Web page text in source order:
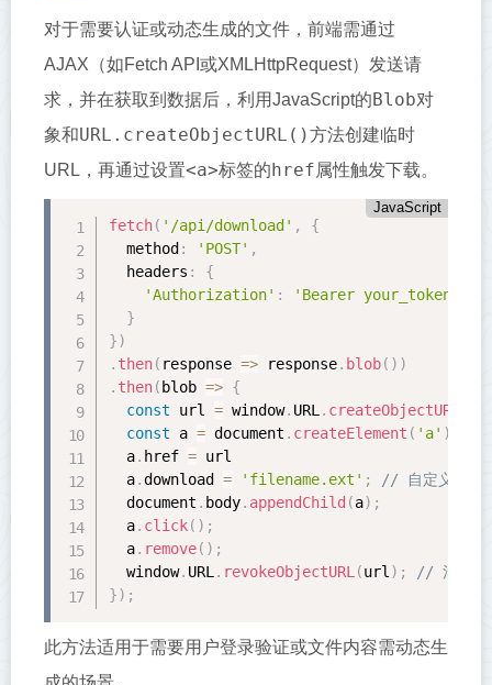
对于需要认证或动态生成的文件，前端需通过
AJAX（如Fetch API或XMLHttpRequest）发送请
求，并在获取到数据后，利用JavaScript的Blob对
象和URL.createObjectURL()方法创建临时
URL，再通过设置<a>标签的href属性触发下载。
JavaScript
fetch( '/api/download' ,
{
  method
: 'POST' ,
  headers
:
{
'Authorization' :
'Bearer
}
})
. then( response => response. blob( ) )
. then( blob => {
const url = window. URL . createObjectURL
const a = document . createElement ( 'a' )
  a
. href = url
  a
.download = 'filename.ext' ;
// 自定义文件
  document
. body. appendChild (a) ;
  a
. click( ) ;
  a
. remove( ) ;
  window
. URL . revokeObjectURL (url ) ;
// 清理
}) ;
此方法适用于需要用户登录验证或文件内容需动态生